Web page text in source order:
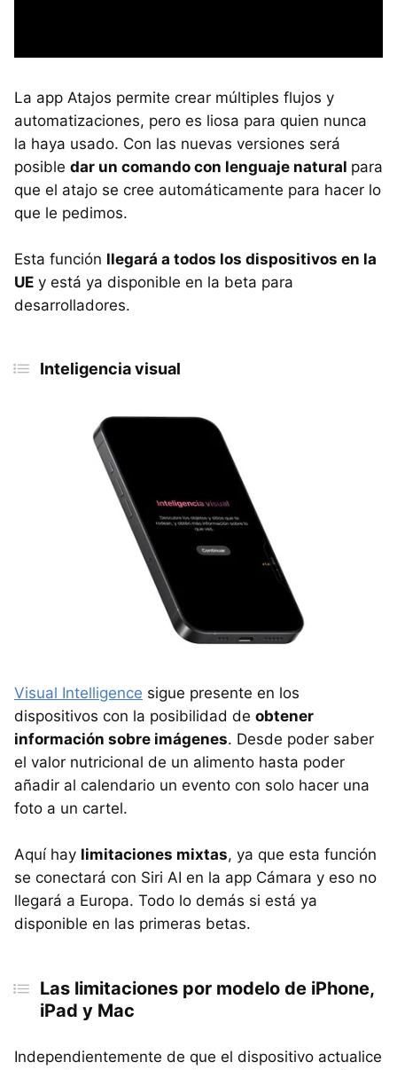
La app Atajos permite crear múltiples flujos y
automatizaciones, pero es liosa para quien nunca
la haya usado. Con las nuevas versiones será
posible dar un comando con lenguaje natural para
que el atajo se cree automáticamente para hacer lo
que le pedimos.
Esta función llegará a todos los dispositivos en la
UE y está ya disponible en la beta para
desarrolladores.
Inteligencia visual
Visual Intelligence sigue presente en los
dispositivos con la posibilidad de obtener
información sobre imágenes. Desde poder saber
el valor nutricional de un alimento hasta poder
añadir al calendario un evento con solo hacer una
foto a un cartel.
Aquí hay limitaciones mixtas, ya que esta función
se conectará con Siri AI en la app Cámara y eso no
llegará a Europa. Todo lo demás si está ya
disponible en las primeras betas.
Las limitaciones por modelo de iPhone,
iPad y Mac
Independientemente de que el dispositivo actualice